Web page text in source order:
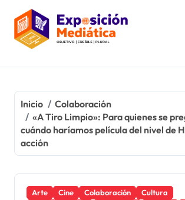
contenido
Inicio
Colaboración
«A Tiro Limpio»: Para quienes se
cuándo haríamos película del nivel de
acción
Arte Cine Colaboración
Cultura